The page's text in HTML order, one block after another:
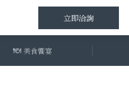
立即洽詢
美食饗宴